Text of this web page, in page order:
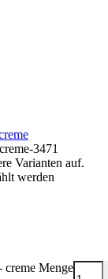
Varianten auf.
werden
creme Menge